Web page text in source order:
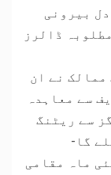
بیرونی
ڈالرز
ممالک نے ان
سے معاہدہ
سے ریٹنگ
گا-
ماہ مقامی